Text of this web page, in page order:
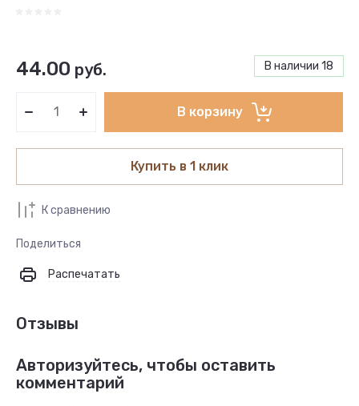
В наличии 18
44.00 руб.
В корзину
Купить в 1 клик
К сравнению
Поделиться
Распечатать
Отзывы
Авторизуйтесь, чтобы оставить
комментарий